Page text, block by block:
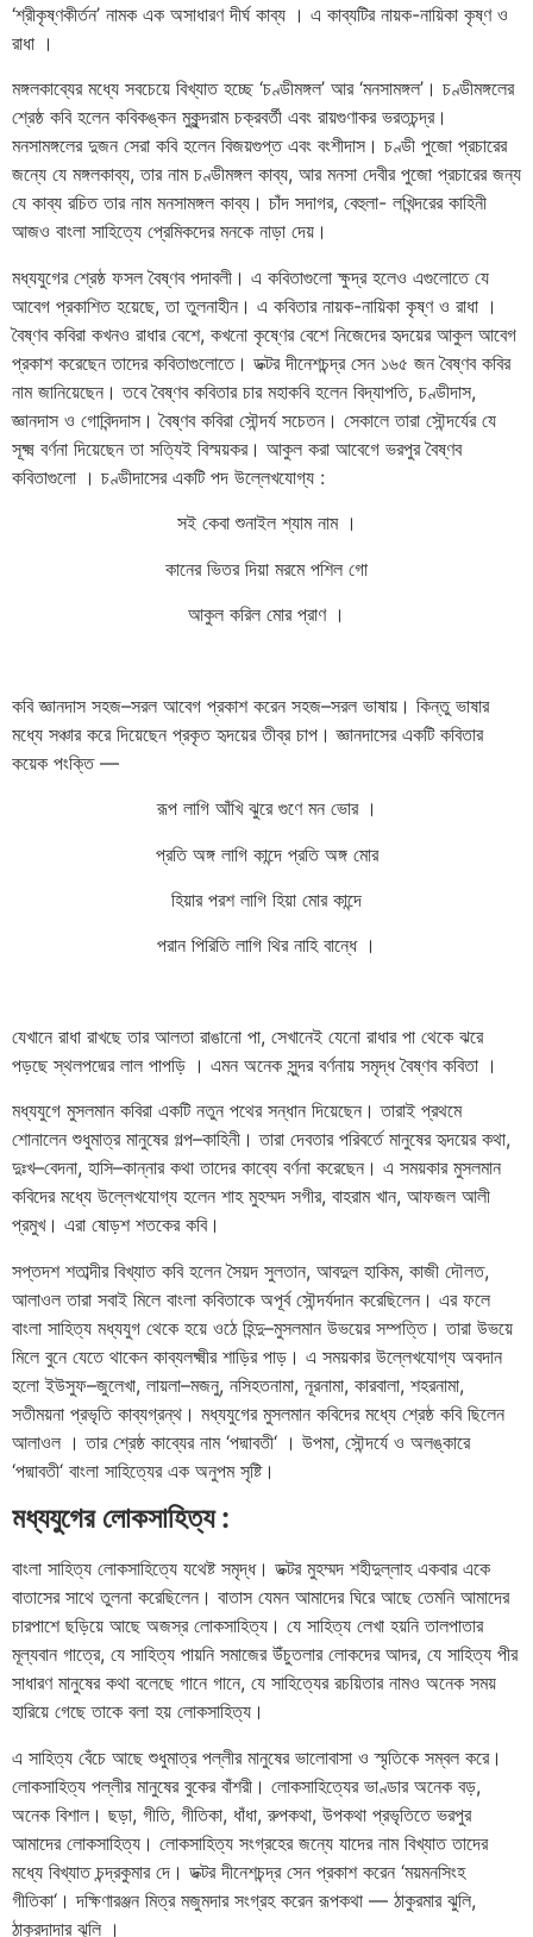
‘শ্রীকৃষ্ণকীর্তন’ নামক এক অসাধারণ দীর্ঘ কাব্য । এ কাব্যটির নায়ক-নায়িকা কৃষ্ণ ও
রাধা ।
মঙ্গলকাব্যের মধ্যে সবচেয়ে বিখ্যাত হচ্ছে ‘চণ্ডীমঙ্গল’ আর ‘মনসামঙ্গল’। চণ্ডীমঙ্গলের
শ্রেষ্ঠ কবি হলেন কবিকঙ্কন মুকুন্দরাম চক্রবর্তী এবং রায়গুণাকর ভরতচন্দ্র।
মনসামঙ্গলের দুজন সেরা কবি হলেন বিজয়গুপ্ত এবং বংশীদাস। চণ্ডী পুজো প্রচারের
জন্যে যে মঙ্গলকাব্য, তার নাম চণ্ডীমঙ্গল কাব্য, আর মনসা দেবীর পুজো প্রচারের জন্য
যে কাব্য রচিত তার নাম মনসামঙ্গল কাব্য। চাঁদ সদাগর, বেহুলা- লখিন্দরের কাহিনী
আজও বাংলা সাহিত্যে প্রেমিকদের মনকে নাড়া দেয়।
মধ্যযুগের শ্রেষ্ঠ ফসল বৈষ্ণব পদাবলী। এ কবিতাগুলো ক্ষুদ্র হলেও এগুলোতে যে
আবেগ প্রকাশিত হয়েছে, তা তুলনাহীন। এ কবিতার নায়ক-নায়িকা কৃষ্ণ ও রাধা ।
বৈষ্ণব কবিরা কখনও রাধার বেশে, কখনো কৃষ্ণের বেশে নিজেদের হৃদয়ের আকুল আবেগ
প্রকাশ করেছেন তাদের কবিতাগুলোতে। ডক্টর দীনেশচন্দ্র সেন ১৬৫ জন বৈষ্ণব কবির
নাম জানিয়েছেন। তবে বৈষ্ণব কবিতার চার মহাকবি হলেন বিদ্যাপতি, চণ্ডীদাস,
জ্ঞানদাস ও গোবিন্দদাস। বৈষ্ণব কবিরা সৌন্দর্য সচেতন। সেকালে তারা সৌন্দর্যের যে
সূক্ষ্ম বর্ণনা দিয়েছেন তা সত্যিই বিস্ময়কর। আকুল করা আবেগে ভরপুর বৈষ্ণব
কবিতাগুলো । চণ্ডীদাসের একটি পদ উল্লেখযোগ্য :
সই কেবা শুনাইল শ্যাম নাম ।
কানের ভিতর দিয়া মরমে পশিল গো
আকুল করিল মোর প্রাণ ।
কবি জ্ঞানদাস সহজ–সরল আবেগ প্রকাশ করেন সহজ–সরল ভাষায়। কিন্তু ভাষার
মধ্যে সঞ্চার করে দিয়েছেন প্রকৃত হৃদয়ের তীব্র চাপ। জ্ঞানদাসের একটি কবিতার
কয়েক পংক্তি—
রূপ লাগি আঁখি ঝুরে গুণে মন ভোর ।
প্রতি অঙ্গ লাগি কান্দে প্রতি অঙ্গ মোর
হিয়ার পরশ লাগি হিয়া মোর কান্দে
পরান পিরিতি লাগি থির নাহি বান্ধে ।
যেখানে রাধা রাখছে তার আলতা রাঙানো পা, সেখানেই যেনো রাধার পা থেকে ঝরে
পড়ছে স্থলপদ্মের লাল পাপড়ি । এমন অনেক সুন্দর বর্ণনায় সমৃদ্ধ বৈষ্ণব কবিতা ।
মধ্যযুগে মুসলমান কবিরা একটি নতুন পথের সন্ধান দিয়েছেন। তারাই প্রথমে
শোনালেন শুধুমাত্র মানুষের গল্প–কাহিনী। তারা দেবতার পরিবর্তে মানুষের হৃদয়ের কথা,
দুঃখ–বেদনা, হাসি–কান্নার কথা তাদের কাব্যে বর্ণনা করেছেন। এ সময়কার মুসলমান
কবিদের মধ্যে উল্লেখযোগ্য হলেন শাহ মুহম্মদ সগীর, বাহরাম খান, আফজল আলী
প্রমুখ। এরা ষোড়শ শতকের কবি।
সপ্তদশ শতাব্দীর বিখ্যাত কবি হলেন সৈয়দ সুলতান, আবদুল হাকিম, কাজী দৌলত,
আলাওল তারা সবাই মিলে বাংলা কবিতাকে অপূর্ব সৌন্দর্যদান করেছিলেন। এর ফলে
বাংলা সাহিত্য মধ্যযুগ থেকে হয়ে ওঠে হিন্দু–মুসলমান উভয়ের সম্পত্তি। তারা উভয়ে
মিলে বুনে যেতে থাকেন কাব্যলক্ষ্মীর শাড়ির পাড়। এ সময়কার উল্লেখযোগ্য অবদান
হলো ইউসুফ–জুলেখা, লায়লা–মজনু, নসিহতনামা, নূরনামা, কারবালা, শহরনামা,
সতীময়না প্রভৃতি কাব্যগ্রন্থ। মধ্যযুগের মুসলমান কবিদের মধ্যে শ্রেষ্ঠ কবি ছিলেন
আলাওল । তার শ্রেষ্ঠ কাব্যের নাম‘পদ্মাবতী‘ । উপমা, সৌন্দর্যে ও অলঙ্কারে
‘পদ্মাবতী‘ বাংলা সাহিত্যের এক অনুপম সৃষ্টি।
মধ্যযুগের লোকসাহিত্য:
বাংলা সাহিত্য লোকসাহিত্যে যথেষ্ট সমৃদ্ধ। ডক্টর মুহম্মদ শহীদুল্লাহ একবার একে
বাতাসের সাথে তুলনা করেছিলেন। বাতাস যেমন আমাদের ঘিরে আছে তেমনি আমাদের
চারপাশে ছড়িয়ে আছে অজস্র লোকসাহিত্য। যে সাহিত্য লেখা হয়নি তালপাতার
মূল্যবান গাত্রে, যে সাহিত্য পায়নি সমাজের উঁচুতলার লোকদের আদর, যে সাহিত্য পীর
সাধারণ মানুষের কথা বলেছে গানে গানে, যে সাহিত্যের রচয়িতার নামও অনেক সময়
হারিয়ে গেছে তাকে বলা হয় লোকসাহিত্য।
এ সাহিত্য বেঁচে আছে শুধুমাত্র পল্লীর মানুষের ভালোবাসা ও স্মৃতিকে সম্বল করে।
লোকসাহিত্য পল্লীর মানুষের বুকের বাঁশরী। লোকসাহিত্যের ভাণ্ডার অনেক বড়,
অনেক বিশাল। ছড়া, গীতি, গীতিকা, ধাঁধা,রুপকথা, উপকথা প্রভৃতিতে ভরপুর
আমাদের লোকসাহিত্য। লোকসাহিত্য সংগ্রহের জন্যে যাদের নাম বিখ্যাত তাদের
মধ্যে বিখ্যাত চন্দ্রকুমার দে। ডক্টর দীনেশচন্দ্র সেন প্রকাশ করেন ‘ময়মনসিংহ
গীতিকা‘ । দক্ষিণারঞ্জন মিত্র মজুমদার সংগ্রহ করেন রূপকথা — ঠাকুরমার ঝুলি,
ঠাকুরদাদার ঝুলি ।